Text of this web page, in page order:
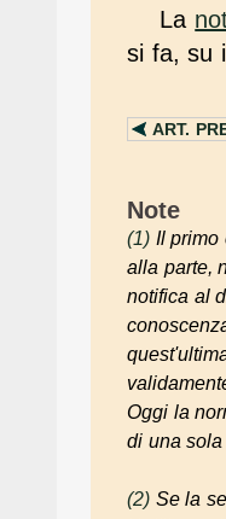
La
si fa, su
ART.
Note
(1) Il primo
alla parte,
notifica al
Oggi la
di una
(2) Se la